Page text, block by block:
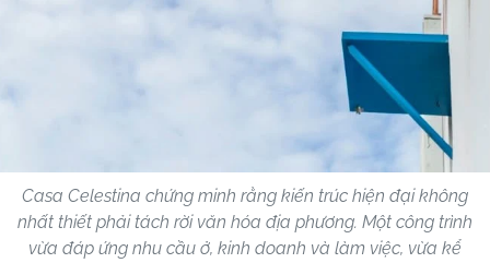
Casa Celestina chứng minh rằng kiến trúc hiện đại không
nhất thiết phải tách rời văn hóa địa phương. Một công trình
vừa đáp ứng nhu cầu ở, kinh doanh và làm việc, vừa kể